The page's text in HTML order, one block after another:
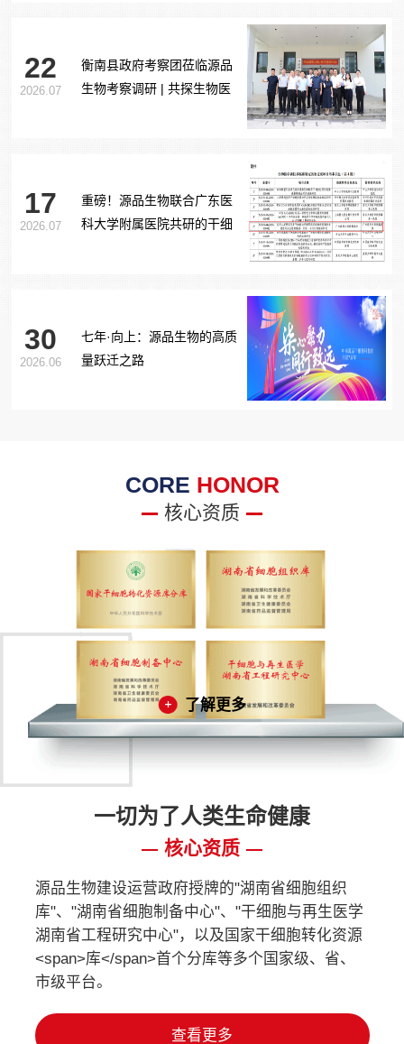
22
2026.07
衡南县政府考察团莅临源品
生物考察调研 | 共探生物医
17
2026.07
重磅！源品生物联合广东医
科大学附属医院共研的干细
30
2026.06
七年·向上：源品生物的高质
量跃迁之路
CORE HONOR
核心资质
了解更多
一切为了人类生命健康
核心资质
源品生物建设运营政府授牌的"湖南省细胞组织
库"、"湖南省细胞制备中心"、"干细胞与再生医学
湖南省工程研究中心"，以及国家干细胞转化资源
<span>库</span>首个分库等多个国家级、省、
市级平台。
查看更多